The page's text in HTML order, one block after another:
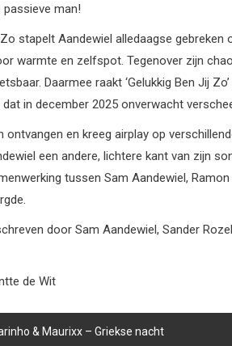
passieve man!
stapelt Aandewiel alledaagse
warmte en zelfspot. Tegenover zijn
Daarmee raakt ‘Gelukkig Ben Jij
in december 2025 onverwacht
ontvangen en kreeg airplay op
een andere, lichtere kant van zijn
tussen Sam Aandewiel,
door Sam Aandewiel, Sander
de Wit
& Maurixx – Griekse nacht